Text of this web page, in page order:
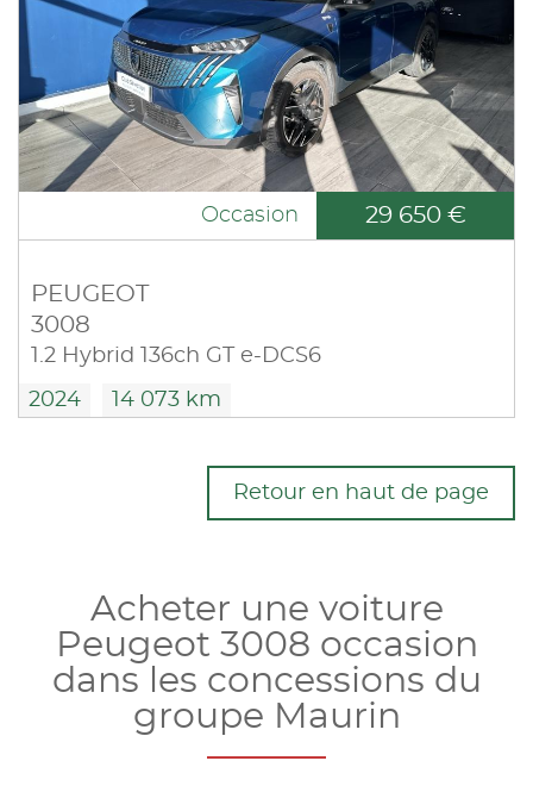
Occasion 29 650 €
PEUGEOT
3008
1.2 Hybrid 136ch GT e-DCS6
2024 14 073 km
Retour en haut de page
Acheter une voiture
Peugeot 3008 occasion
dans les concessions du
groupe Maurin